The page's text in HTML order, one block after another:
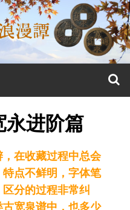
永进阶篇
在收藏过程中总会
点不鲜明，字体笔
分的过程非常纠
宽泉谱中，也多少